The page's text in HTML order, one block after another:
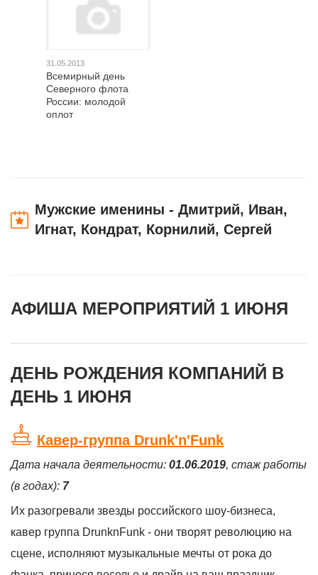
31.05.2013
Всемирный день
Северного флота
России: молодой
оплот
Мужские именины - Дмитрий, Иван,
Игнат, Кондрат, Корнилий, Сергей
АФИША МЕРОПРИЯТИЙ 1 ИЮНЯ
ДЕНЬ РОЖДЕНИЯ КОМПАНИЙ В
ДЕНЬ 1 ИЮНЯ
Кавер-группа Drunk'n'Funk
Дата начала деятельности: 01.06.2019, стаж работы
(в годах): 7
Их разогревали звезды российского шоу-бизнеса,
кавер группа DrunknFunk - они творят революцию на
сцене, исполняют музыкальные мечты от рока до